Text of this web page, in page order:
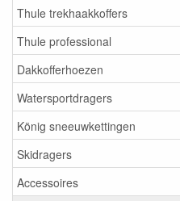
Thule trekhaakkoffers
Thule professional
Dakkofferhoezen
Watersportdragers
König sneeuwkettingen
Skidragers
Accessoires